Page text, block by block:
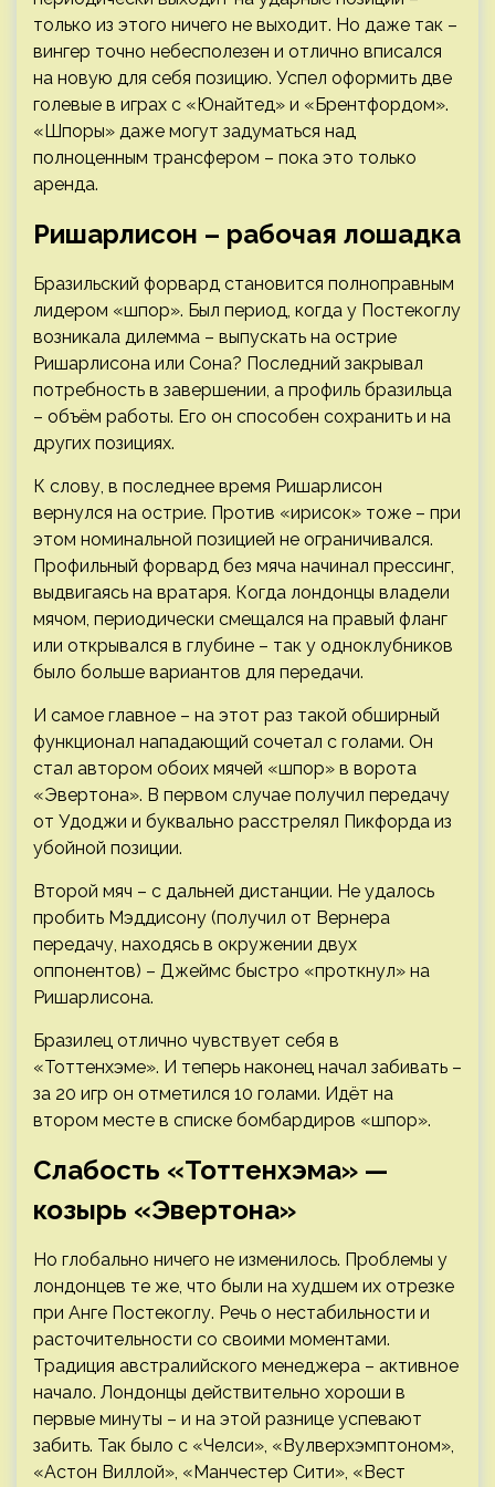
только из этого ничего не выходит. Но даже так –
вингер точно небесполезен и отлично вписался
на новую для себя позицию. Успел оформить две
голевые в играх с «Юнайтед» и «Брентфордом».
«Шпоры» даже могут задуматься над
полноценным трансфером – пока это только
аренда.
Ришарлисон – рабочая лошадка
Бразильский форвард становится полноправным
лидером «шпор». Был период, когда у Постекоглу
возникала дилемма – выпускать на острие
Ришарлисона или Сона? Последний закрывал
потребность в завершении, а профиль бразильца
– объём работы. Его он способен сохранить и на
других позициях.
К слову, в последнее время Ришарлисон
вернулся на острие. Против «ирисок» тоже – при
этом номинальной позицией не ограничивался.
Профильный форвард без мяча начинал прессинг,
выдвигаясь на вратаря. Когда лондонцы владели
мячом, периодически смещался на правый фланг
или открывался в глубине – так у одноклубников
было больше вариантов для передачи.
И самое главное – на этот раз такой обширный
функционал нападающий сочетал с голами. Он
стал автором обоих мячей «шпор» в ворота
«Эвертона». В первом случае получил передачу
от Удоджи и буквально расстрелял Пикфорда из
убойной позиции.
Второй мяч – с дальней дистанции. Не удалось
пробить Мэддисону (получил от Вернера
передачу, находясь в окружении двух
оппонентов) – Джеймс быстро «проткнул» на
Ришарлисона.
Бразилец отлично чувствует себя в
«Тоттенхэме». И теперь наконец начал забивать –
за 20 игр он отметился 10 голами. Идёт на
втором месте в списке бомбардиров «шпор».
Слабость «Тоттенхэма» —
козырь «Эвертона»
Но глобально ничего не изменилось. Проблемы у
лондонцев те же, что были на худшем их отрезке
при Анге Постекоглу. Речь о нестабильности и
расточительности со своими моментами.
Традиция австралийского менеджера – активное
начало. Лондонцы действительно хороши в
первые минуты – и на этой разнице успевают
забить. Так было с «Челси», «Вулверхэмптоном»,
«Астон Виллой», «Манчестер Сити», «Вест